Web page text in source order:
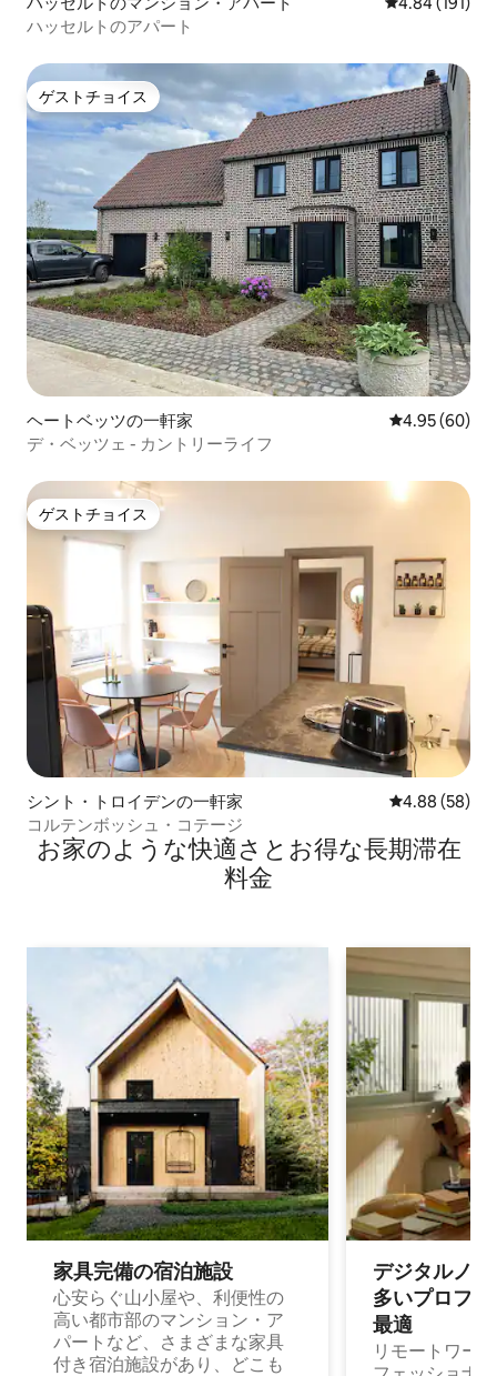
ハッセルトのアパート
ゲストチョイス
ゲストチョイス
ヘートベッツの一軒家 レビュー60
4.95 (60)
デ・ベッツェ - カントリーライフ
ゲストチョイス
ゲストチョイス
シント・トロイデンの一軒家 レビュー58
4.88 (58)
コルテンボッシュ・コテージ
お家のような快⁠適⁠さ⁠とお⁠得⁠な長⁠期⁠滞⁠在
料⁠金
家具完備の宿⁠泊⁠施⁠設
心安らぐ山小屋や、利便性の
高い都市部のマンション・ア
パートなど、さまざまな家具
付き宿泊施設があり、どこも
デジタルノ
多⁠いプ⁠ロ⁠フ⁠
最⁠適
リモートワー